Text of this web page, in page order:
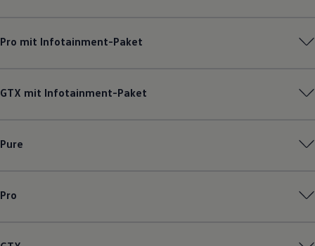
Lifestyle
Volkswagen R
Pro mit Infotainment-Paket
GTX mit Infotainment-Paket
Pure
Pro